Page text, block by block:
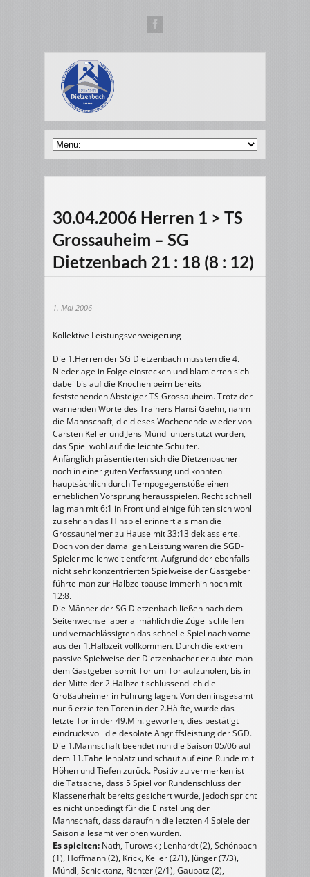
30.04.2006 Herren 1 > TS
Grossauheim – SG
Dietzenbach 21 : 18 (8 : 12)
1. Mai 2006
Kollektive Leistungsverweigerung
Die 1.Herren der SG Dietzenbach mussten die 4.
Niederlage in Folge einstecken und blamierten sich
dabei bis auf die Knochen beim bereits
feststehenden Absteiger TS Grossauheim. Trotz der
warnenden Worte des Trainers Hansi Gaehn, nahm
die Mannschaft, die dieses Wochenende wieder von
Carsten Keller und Jens Mündl unterstützt wurden,
das Spiel wohl auf die leichte Schulter.
Anfänglich präsentierten sich die Dietzenbacher
noch in einer guten Verfassung und konnten
hauptsächlich durch Tempogegenstöße einen
erheblichen Vorsprung herausspielen. Recht schnell
lag man mit 6:1 in Front und einige fühlten sich wohl
zu sehr an das Hinspiel erinnert als man die
Grossauheimer zu Hause mit 33:13 deklassierte.
Doch von der damaligen Leistung waren die SGD-
Spieler meilenweit entfernt. Aufgrund der ebenfalls
nicht sehr konzentrierten Spielweise der Gastgeber
führte man zur Halbzeitpause immerhin noch mit
12:8.
Die Männer der SG Dietzenbach ließen nach dem
Seitenwechsel aber allmählich die Zügel schleifen
und vernachlässigten das schnelle Spiel nach vorne
aus der 1.Halbzeit vollkommen. Durch die extrem
passive Spielweise der Dietzenbacher erlaubte man
dem Gastgeber somit Tor um Tor aufzuholen, bis in
der Mitte der 2.Halbzeit schlussendlich die
Großauheimer in Führung lagen. Von den insgesamt
nur 6 erzielten Toren in der 2.Hälfte, wurde das
letzte Tor in der 49.Min. geworfen, dies bestätigt
eindrucksvoll die desolate Angriffsleistung der SGD.
Die 1.Mannschaft beendet nun die Saison 05/06 auf
dem 11.Tabellenplatz und schaut auf eine Runde mit
Höhen und Tiefen zurück. Positiv zu vermerken ist
die Tatsache, dass 5 Spiel vor Rundenschluss der
Klassenerhalt bereits gesichert wurde, jedoch spricht
es nicht unbedingt für die Einstellung der
Mannschaft, dass daraufhin die letzten 4 Spiele der
Saison allesamt verloren wurden.
Es spielten: Nath, Turowski; Lenhardt (2), Schönbach
(1), Hoffmann (2), Krick, Keller (2/1), Jünger (7/3),
Mündl, Schicktanz, Richter (2/1), Gaubatz (2),